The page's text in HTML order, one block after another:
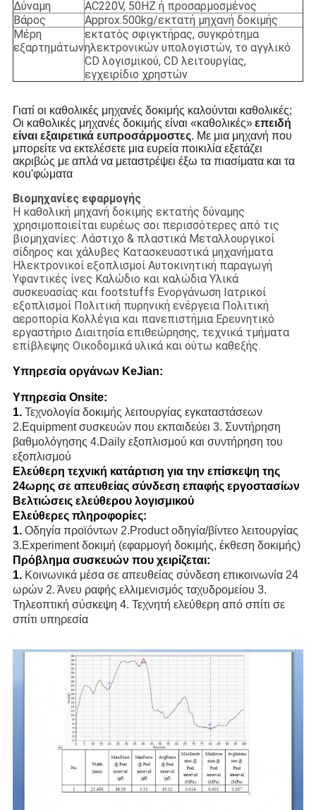
Δύναμη
AC220V, 50HZ ή προσαρμοσμένος
Βάρος
Approx.500kg/εκτατή μηχανή δοκιμής
Μέρη
εξαρτημάτων
εκτατός σφιγκτήρας, συγκρότημα
ηλεκτρονικών υπολογιστών, το αγγλικό
CD λογισμικού, CD λειτουργίας,
εγχειρίδιο χρηστών
Γιατί οι καθολικές μηχανές δοκιμής καλούνται καθολικές;
Οι καθολικές μηχανές δοκιμής είναι «καθολικές»επειδή
είναι εξαιρετικά ευπροσάρμοστες. Με μια μηχανή που
μπορείτε να εκτελέσετε μια ευρεία ποικιλία εξετάζει
ακριβώς με απλά να μεταστρέψει έξω τα πιασίματα και τα
κοu'φώματα
Βιομηχανίες εφαρμογής
Η καθολική μηχανή δοκιμής εκτατής δύναμης
χρησιμοποιείται ευρέως σοι περισσότερες από τις
βιομηχανίες: Λάστιχο & πλαστικά Μεταλλουργικοί
σίδηρος και χάλυβες Κατασκευαστικά μηχανήματα
Ηλεκτρονικοί εξοπλισμοί Αυτοκινητική παραγωγή
Υφαντικές ίνες Καλώδιο και καλώδια Υλικά
συσκευασίας και footstuffs Ενοργάνωση Ιατρικοί
εξοπλισμοί Πολιτική πυρηνική ενέργεια Πολιτική
αεροπορία Κολλέγια και πανεπιστήμια Ερευνητικό
εργαστήριο Διαιτησία επιθεώρησης, τεχνικά τμήματα
επίβλεψης Οικοδομικά υλικά και ούτω καθεξής.
Υπηρεσία οργάνων KeJian:
Υπηρεσία Onsite:
1. Τεχνολογία δοκιμής λειτουργίας εγκαταστάσεων
2.Equipment συσκευών που εκπαιδεύει 3. Συντήρηση
βαθμολόγησης 4.Daily εξοπλισμού και συντήρηση του
εξοπλισμού
Ελεύθερη τεχνική κατάρτιση για την επίσκεψη της
24ωρης σε απευθείας σύνδεση επαφής εργοστασίων
Βελτιώσεις ελεύθερου λογισμικού
Ελεύθερες πληροφορίες:
1. Οδηγία προϊόντων 2.Product οδηγία/βίντεο λειτουργίας
3.Experiment δοκιμή (εφαρμογή δοκιμής, έκθεση δοκιμής)
Πρόβλημα συσκευών που χειρίζεται:
1. Κοινωνικά μέσα σε απευθείας σύνδεση επικοινωνία 24
ωρών 2. Άνευ ραφής ελλιμενισμός ταχυδρομείου 3.
Τηλεοπτική σύσκεψη 4. Τεχνητή ελεύθερη από σπίτι σε
σπίτι υπηρεσία